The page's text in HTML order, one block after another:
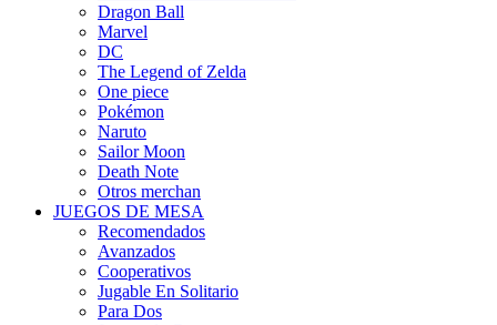
Dragon Ball
Marvel
DC
The Legend of Zelda
One piece
Pokémon
Naruto
Sailor Moon
Death Note
Otros merchan
JUEGOS DE MESA
Recomendados
Avanzados
Cooperativos
Jugable En Solitario
Para Dos